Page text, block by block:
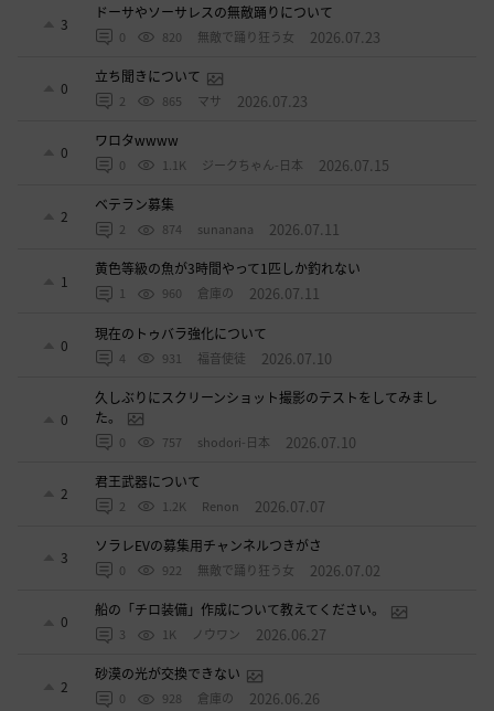
3
ドーサやソーサレスの無敵踊りについて
0 820 無敵で踊り狂う女 2026.07.23
0
立ち聞きについて
2 865 マサ 2026.07.23
0
ワロタwwww
0 1.1K ジークちゃん-日本 2026.07.15
2
ベテラン募集
2 874 sunanana 2026.07.11
1
黄色等級の魚が3時間やって1匹しか釣れない
1 960 倉庫の 2026.07.11
0
現在のトゥバラ強化について
4 931 福音使徒 2026.07.10
0
久しぶりにスクリーンショット撮影のテストをしてみまし
た。
0 757 shodori-日本 2026.07.10
2
君王武器について
2 1.2K Renon 2026.07.07
3
ソラレEVの募集用チャンネルつきがさ
0 922 無敵で踊り狂う女 2026.07.02
0
船の「チロ装備」作成について教えてください。
3 1K ノウワン 2026.06.27
2
砂漠の光が交換できない
0 928 倉庫の 2026.06.26